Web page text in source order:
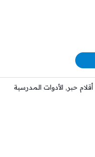
أقلام حبر, الأدوات المدرسية